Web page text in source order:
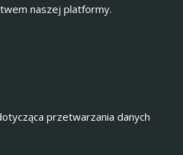
naszej platformy.
przetwarzania danych